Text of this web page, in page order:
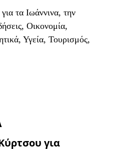
τα Ιωάννινα, την
Οικονομία,
Υγεία, Τουρισμός,
για